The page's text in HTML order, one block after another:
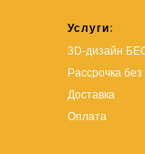
Услуги:
3D-дизайн
Рассрочка
Доставка
Оплата